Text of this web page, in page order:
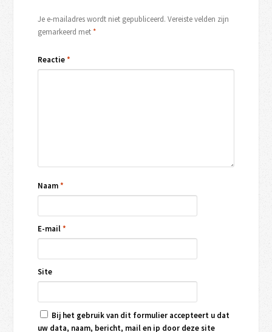
Je e-mailadres wordt niet gepubliceerd. Vereiste velden zijn
gemarkeerd met*
Reactie*
Naam*
E-mail*
Site
Bij het gebruik van dit formulier accepteert u dat
uw data, naam, bericht, mail en ip door deze site